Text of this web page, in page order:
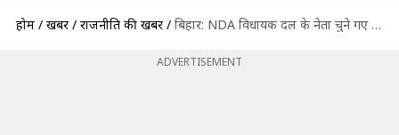
होम / खबरें / राजनीति की खबरें / बिहार: NDA विधायक दल के नेता चुने गए नीतीश कुमार, लगातार चौथी बार बनेंगे मुख्यमंत्री
ADVERTISEMENT